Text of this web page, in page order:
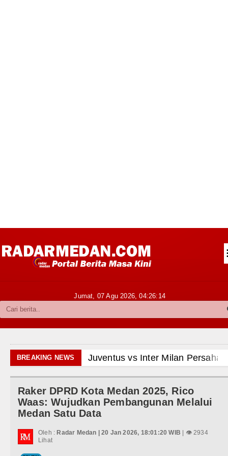
Kabupaten Karo
Politik
Hiburan
Olahraga
Jumat, 07 Agu 2026,04:26:16
BREAKING NEWS
Milan Persahabatan di Optus Stadium Perth
ke Ferencvaros Persahabatan Minggu 9
Kunjungan Kapolda Sumut Hadiri Revitalisasi
39 Pejabat, Tekankan Integritas dan Inovasi
Raker DPRD Kota Medan 2025, Rico
Waas: Wujudkan Pembangunan Melalui
Medan Satu Data
Oleh : Radar Medan | 20 Jan 2026, 18:01:20 WIB | 👁 2934
Lihat